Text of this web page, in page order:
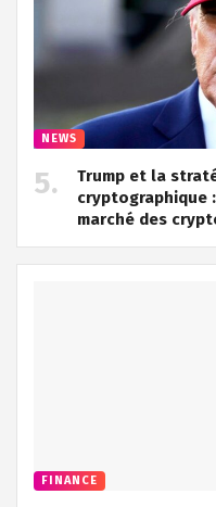
NEWS
Trump et la
cryptographique
marché des
FINANCE